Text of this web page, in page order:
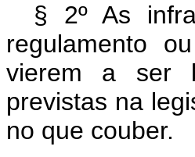
§ 2º As
regulamento
vierem a ser
previstas na
no que couber.